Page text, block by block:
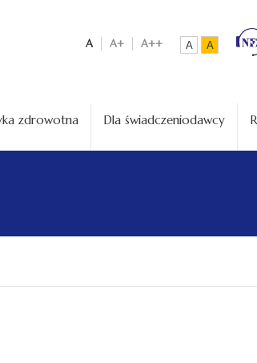
A A+ A++ A A
zdrowotna Dla świadczeniodawcy